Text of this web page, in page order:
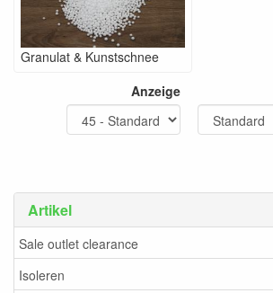
Artikel
Sale outlet clearance
Isoleren
Granulat & Kunstschnee
Anzeige